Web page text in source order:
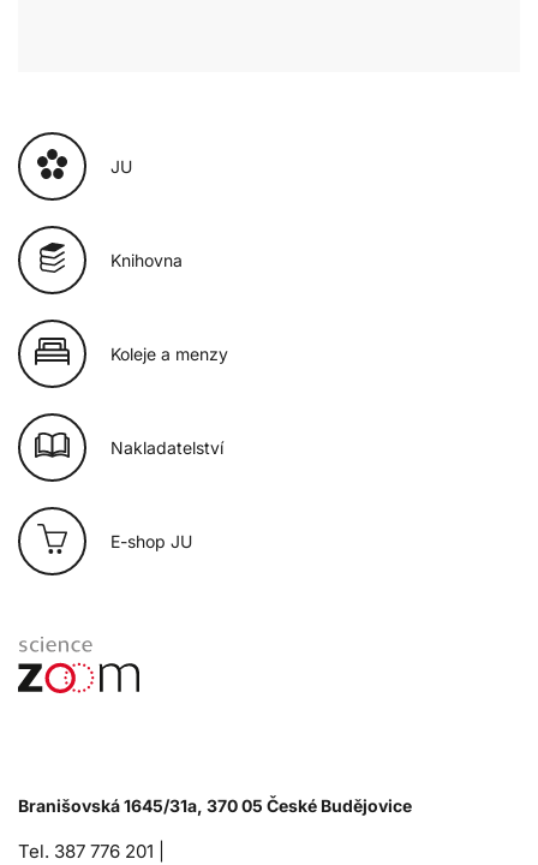
JU
Knihovna
Koleje a menzy
Nakladatelství
E-shop JU
Branišovská 1645/31a, 370 05 České Budějovice
Tel. 387 776 201 |